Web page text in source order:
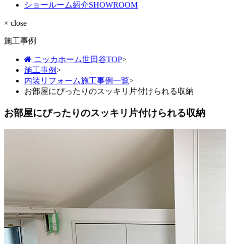
ショールーム紹介SHOWROOM
× close
施工事例
ニッカホーム世田谷TOP>
施工事例>
内装リフォーム施工事例一覧>
お部屋にぴったりのスッキリ片付けられる収納
お部屋にぴったりのスッキリ片付けられる収納